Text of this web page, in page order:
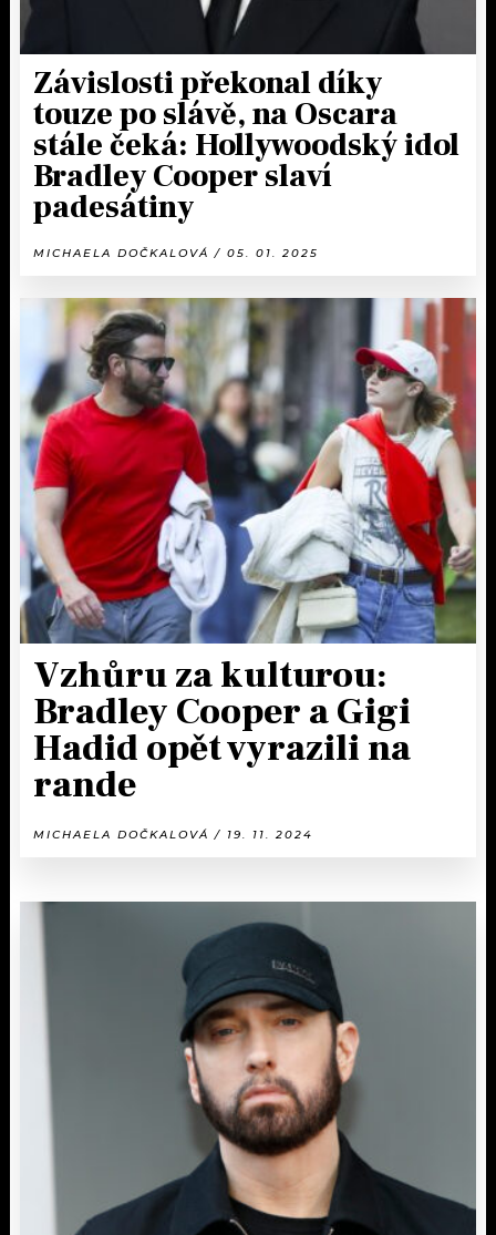
Závislosti překonal díky
touze po slávě, na Oscara
stále čeká: Hollywoodský idol
Bradley Cooper slaví
padesátiny
MICHAELA DOČKALOVÁ / 05. 01. 2025
Vzhůru za kulturou:
Bradley Cooper a Gigi
Hadid opět vyrazili na
rande
MICHAELA DOČKALOVÁ / 19. 11. 2024